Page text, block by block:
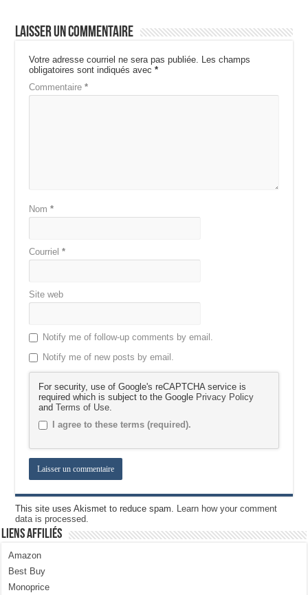
Laisser un commentaire
Votre adresse courriel ne sera pas publiée.
Les champs
obligatoires sont indiqués avec*
Commentaire*
Nom*
Courriel*
Site web
Notify me of follow-up comments by email.
Notify me of new posts by email.
For security, use of Google's reCAPTCHA service is
required which is subject to the Google Privacy Policy
andTerms of Use
I agree to these terms (required).
This site uses Akismet to reduce spam.
Learn how your comment
data is processed.
Liens Affiliés
Amazon
Best Buy
Monoprice